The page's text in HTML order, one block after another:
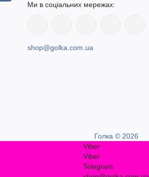
Ми в соціальних мережах:
shop@golka.com.ua
Голка © 2026
Viber
Viber
Telegram